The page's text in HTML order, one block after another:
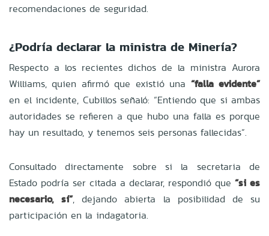
recomendaciones de seguridad.
¿Podría declarar la ministra de Minería?
Respecto a los recientes dichos de la ministra Aurora
Williams, quien afirmó que existió una “falla evidente”
en el incidente, Cubillos señaló: “Entiendo que si ambas
autoridades se refieren a que hubo una falla es porque
hay un resultado, y tenemos seis personas fallecidas”.
Consultado directamente sobre si la secretaria de
Estado podría ser citada a declarar, respondió que “si es
necesario, sí”, dejando abierta la posibilidad de su
participación en la indagatoria.